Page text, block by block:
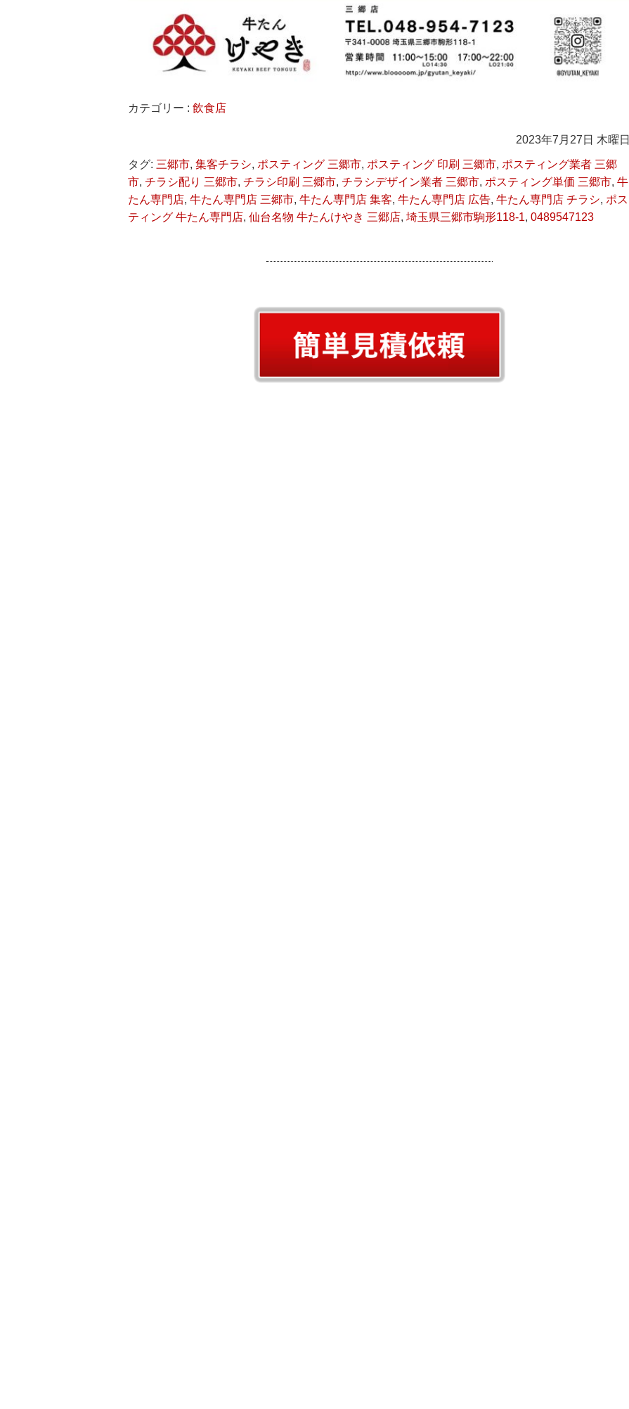
カテゴリー : 飲食店
2023年7月27日 木曜日
タグ: 三郷市, 集客チラシ, ポスティング 三郷市, ポスティング 印刷 三郷市, ポスティング業者 三郷
市, チラシ配り 三郷市, チラシ印刷 三郷市, チラシデザイン業者 三郷市, ポスティング単価 三郷市, 牛
たん専門店, 牛たん専門店 三郷市, 牛たん専門店 集客, 牛たん専門店 広告, 牛たん専門店 チラシ, ポス
ティング 牛たん専門店, 仙台名物 牛たんけやき 三郷店, 埼玉県三郷市駒形118-1, 0489547123